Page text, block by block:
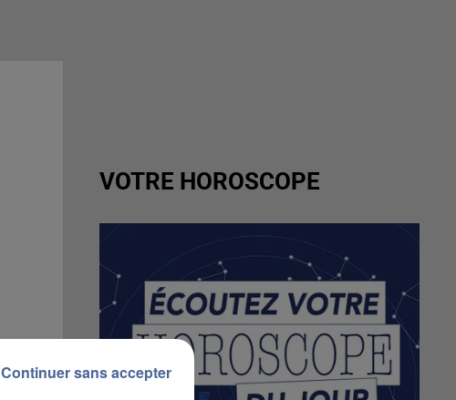
VOTRE HOROSCOPE
Continuer sans accepter